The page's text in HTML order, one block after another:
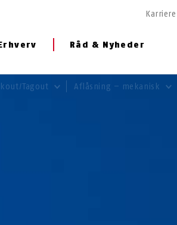
Råd & Nyheder
Karriere
Tagout Aflåsning – mekanisk